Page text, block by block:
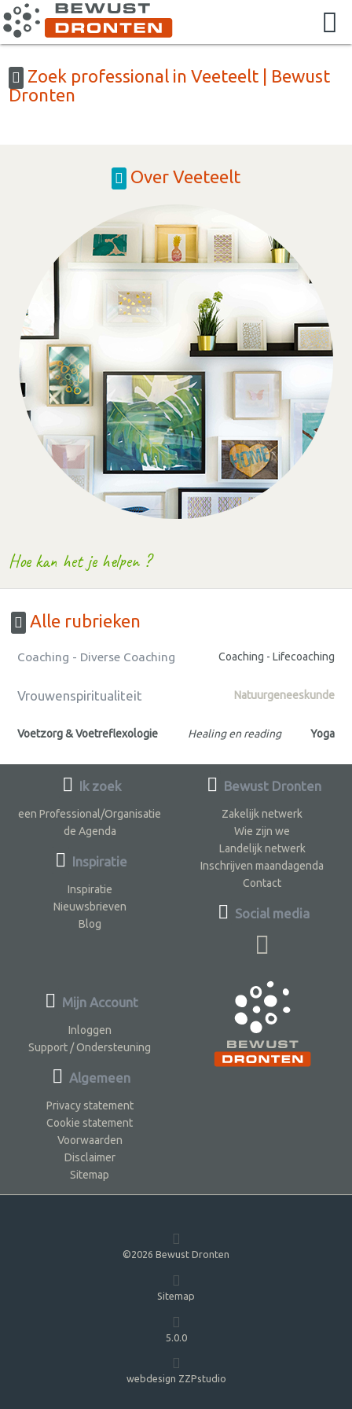
Zoek professional in Veeteelt | Bewust
Dronten
Over Veeteelt
Hoe kan het je helpen ?
Alle rubrieken
Coaching - Diverse Coaching Coaching - Lifecoaching
Vrouwenspiritualiteit Natuurgeneeskunde
Voetzorg & Voetreflexologie Healing en reading Yoga
Ik zoek
een Professional/Organisatie
de Agenda
Inspiratie
Inspiratie
Nieuwsbrieven
Blog
Bewust Dronten
Zakelijk netwerk
Wie zijn we
Landelijk netwerk
Inschrijven maandagenda
Contact
Social media
Mijn Account
Inloggen
Support / Ondersteuning
Algemeen
Privacy statement
Cookie statement
Voorwaarden
Disclaimer
Sitemap
©2026 Bewust Dronten
Sitemap
5.0.0
webdesign ZZPstudio